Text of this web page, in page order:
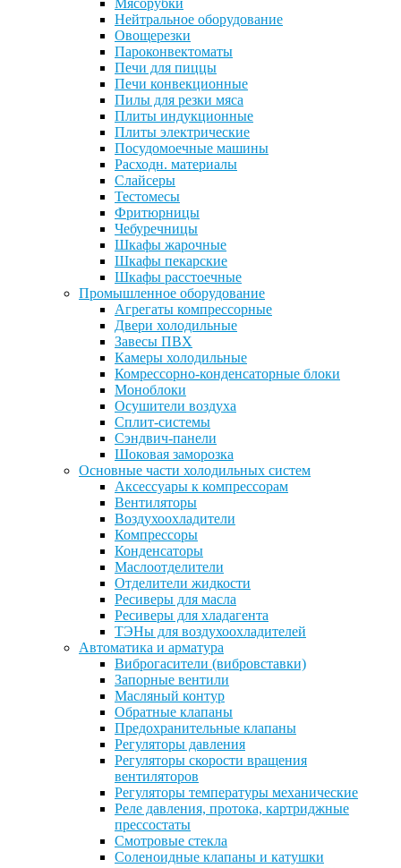
Мясорубки
Нейтральное оборудование
Овощерезки
Пароконвектоматы
Печи для пиццы
Печи конвекционные
Пилы для резки мяса
Плиты индукционные
Плиты электрические
Посудомоечные машины
Расходн. материалы
Слайсеры
Тестомесы
Фритюрницы
Чебуречницы
Шкафы жарочные
Шкафы пекарские
Шкафы расстоечные
Промышленное оборудование
Агрегаты компрессорные
Двери холодильные
Завесы ПВХ
Камеры холодильные
Комрессорно-конденсаторные блоки
Моноблоки
Осушители воздуха
Сплит-системы
Сэндвич-панели
Шоковая заморозка
Основные части холодильных систем
Аксессуары к компрессорам
Вентиляторы
Воздухоохладители
Компрессоры
Конденсаторы
Маслоотделители
Отделители жидкости
Ресиверы для масла
Ресиверы для хладагента
ТЭНы для воздухоохладителей
Автоматика и арматура
Виброгасители (вибровставки)
Запорные вентили
Масляный контур
Обратные клапаны
Предохранительные клапаны
Регуляторы давления
Регуляторы скорости вращения
вентиляторов
Регуляторы температуры механические
Реле давления, протока, картриджные
прессостаты
Смотровые стекла
Соленоидные клапаны и катушки